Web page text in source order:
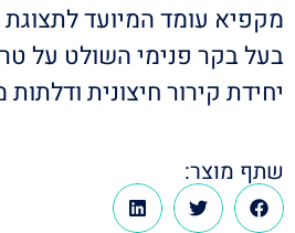
מקפיא עומד המיועד
בעל בקר פנימי השולט על
יחידת קירור חיצונית
שתף מוצר: